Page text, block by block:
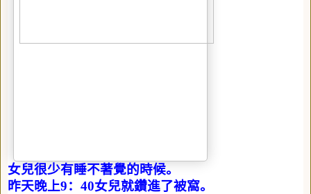
女兒很少有睡不著覺的時候。
昨天晚上9： 40女兒就鑽進了被窩。